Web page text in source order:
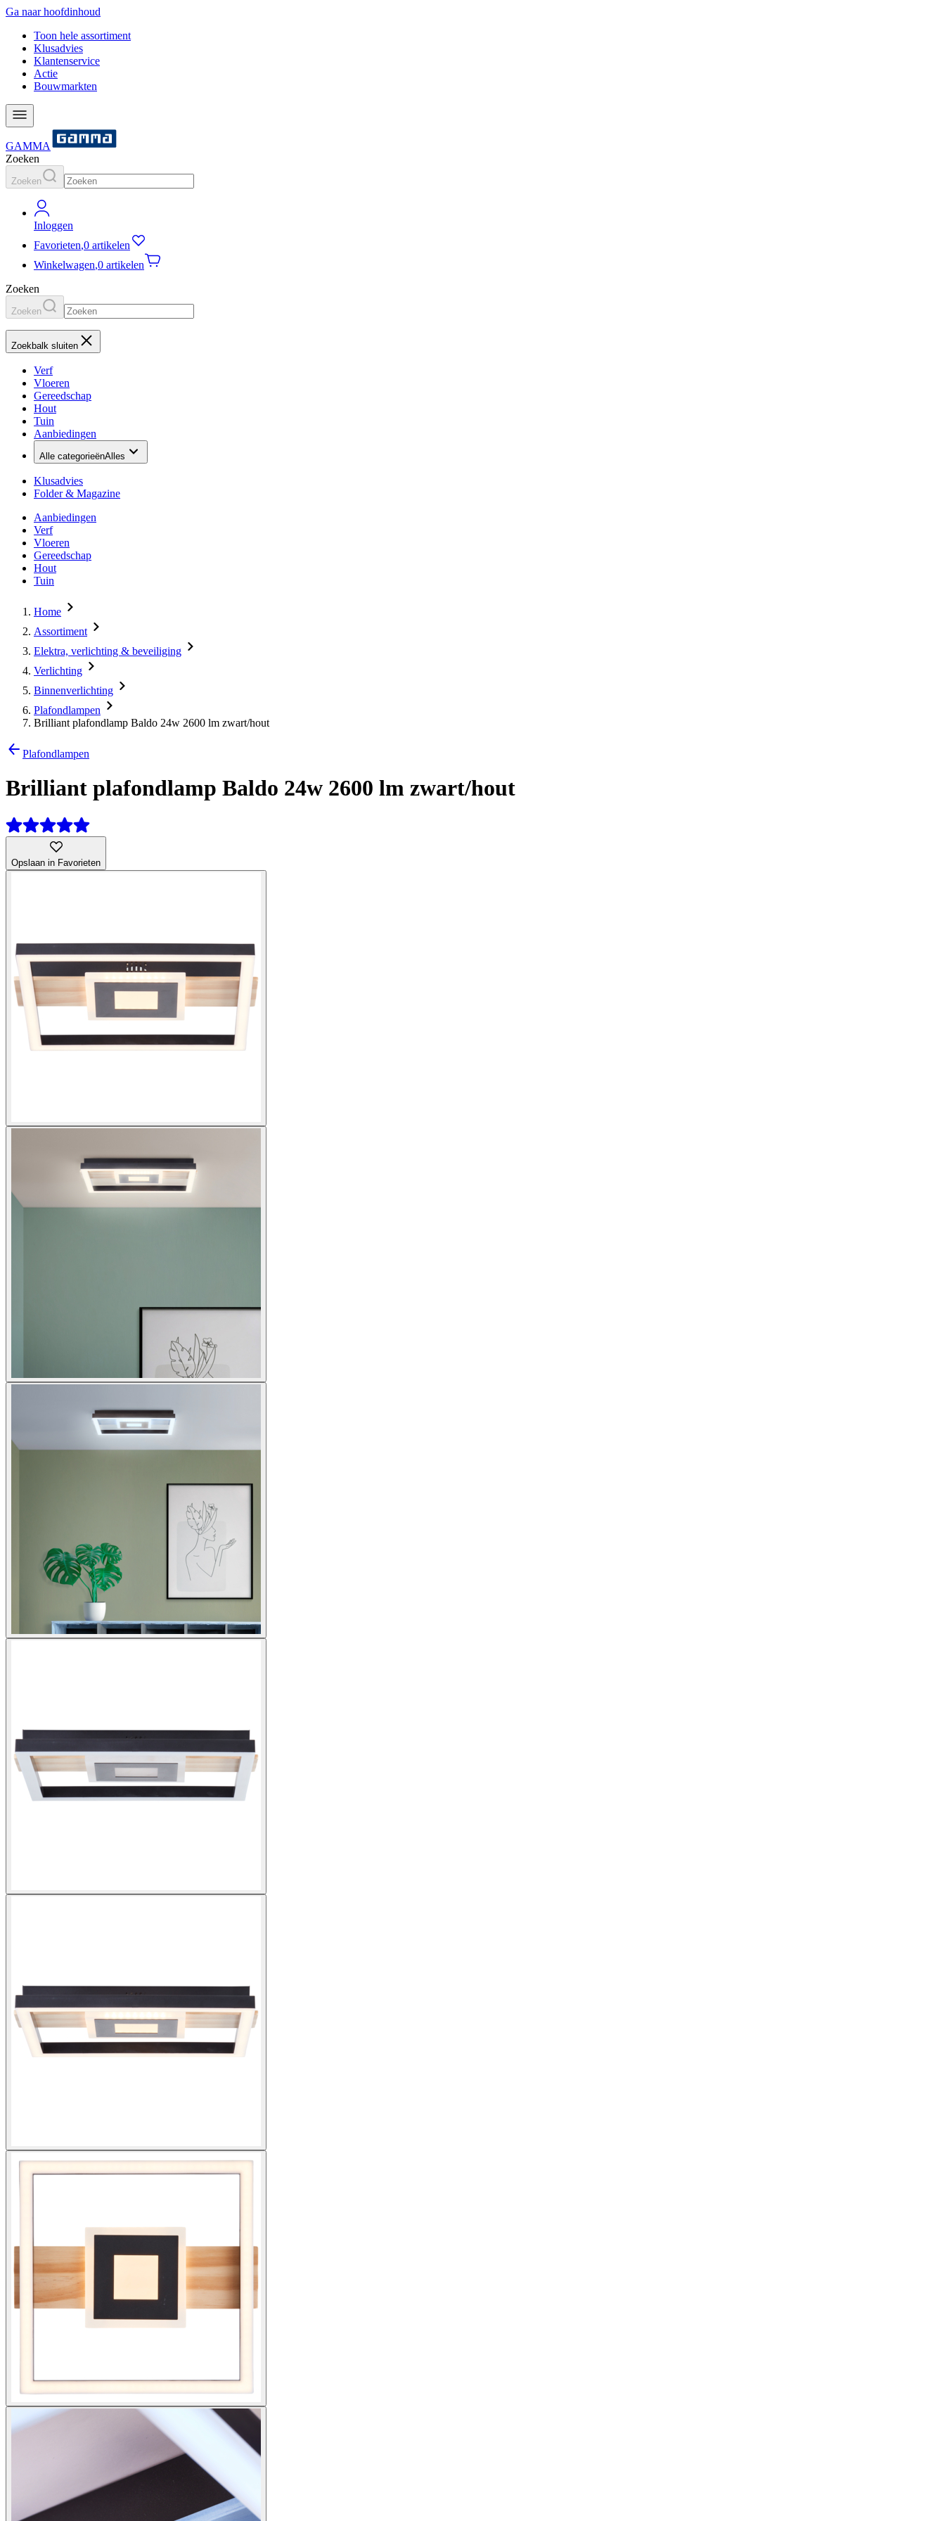
Ga naar hoofdinhoud
Toon hele assortiment
Klusadvies
Klantenservice
Actie
Bouwmarkten
GAMMA
Zoeken
Zoeken
Inloggen
Favorieten,0 artikelen
Winkelwagen,0 artikelen
Zoeken
Zoeken
Zoekbalk sluiten
Verf
Vloeren
Gereedschap
Hout
Tuin
Aanbiedingen
Alle categorieënAlles
Klusadvies
Folder & Magazine
Aanbiedingen
Verf
Vloeren
Gereedschap
Hout
Tuin
Home
Assortiment
Elektra, verlichting & beveiliging
Verlichting
Binnenverlichting
Plafondlampen
Brilliant plafondlamp Baldo 24w 2600 lm zwart/hout
Plafondlampen
Brilliant plafondlamp Baldo 24w 2600 lm zwart/hout
Opslaan in Favorieten